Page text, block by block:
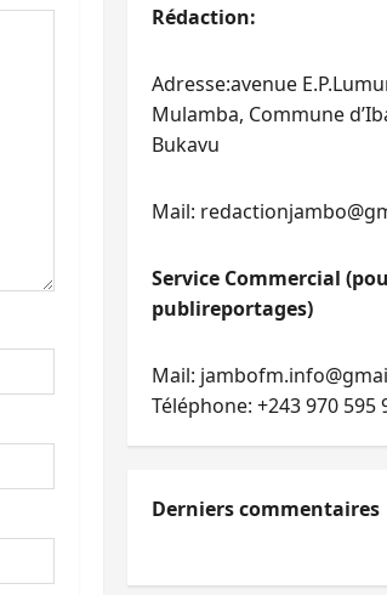
Rédaction:
Adresse:avenue
Mulamba, Commune
Bukavu
Mail:
Service Commercial
publireportages)
Mail:
Téléphone: +243 970 595
Derniers commentaires